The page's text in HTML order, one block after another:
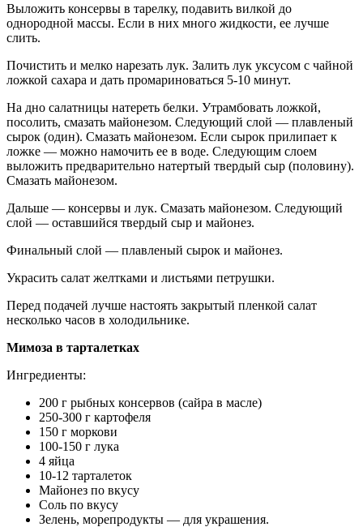
Выложить консервы в тарелку, подавить вилкой до
однородной массы. Если в них много жидкости, ее лучше
слить.
Почистить и мелко нарезать лук. Залить лук уксусом с чайной
ложкой сахара и дать промариноваться 5-10 минут.
На дно салатницы натереть белки. Утрамбовать ложкой,
посолить, смазать майонезом. Следующий слой — плавленый
сырок (один). Смазать майонезом. Если сырок прилипает к
ложке — можно намочить ее в воде. Следующим слоем
выложить предварительно натертый твердый сыр (половину).
Смазать майонезом.
Дальше — консервы и лук. Смазать майонезом. Следующий
слой — оставшийся твердый сыр и майонез.
Финальный слой — плавленый сырок и майонез.
Украсить салат желтками и листьями петрушки.
Перед подачей лучше настоять закрытый пленкой салат
несколько часов в холодильнике.
Мимоза в тарталетках
Ингредиенты:
200 г рыбных консервов (сайра в масле)
250-300 г картофеля
150 г моркови
100-150 г лука
4 яйца
10-12 тарталеток
Майонез по вкусу
Соль по вкусу
Зелень, морепродукты — для украшения.